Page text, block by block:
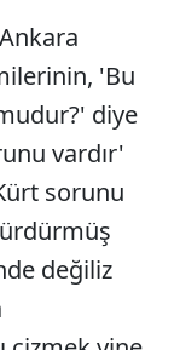
'Bu
diye
vardır'
sorunu
değiliz